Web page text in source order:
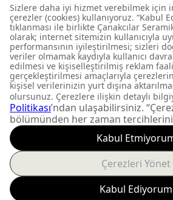
Satış Noktaları
Montaj Bilgileri
Müşteri İletişim Merkezi